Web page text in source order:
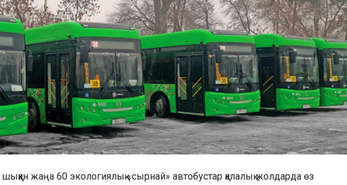
шыққан жаңа 60 экологиялық «сырнай» автобустар қалалық жолдарда өз